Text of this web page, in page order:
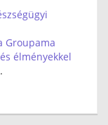
Groupama
élményekkel